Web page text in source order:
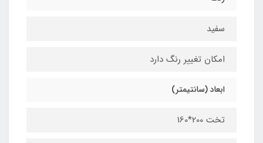
سفید
امکان تغییر رنگ دارد
ابعاد (سانتیمتر)
تخت 200*160